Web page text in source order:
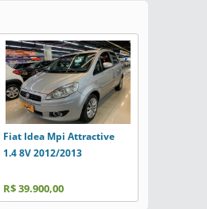
Fiat Idea Mpi Attractive
1.4 8V 2012/2013
R$ 39.900,00